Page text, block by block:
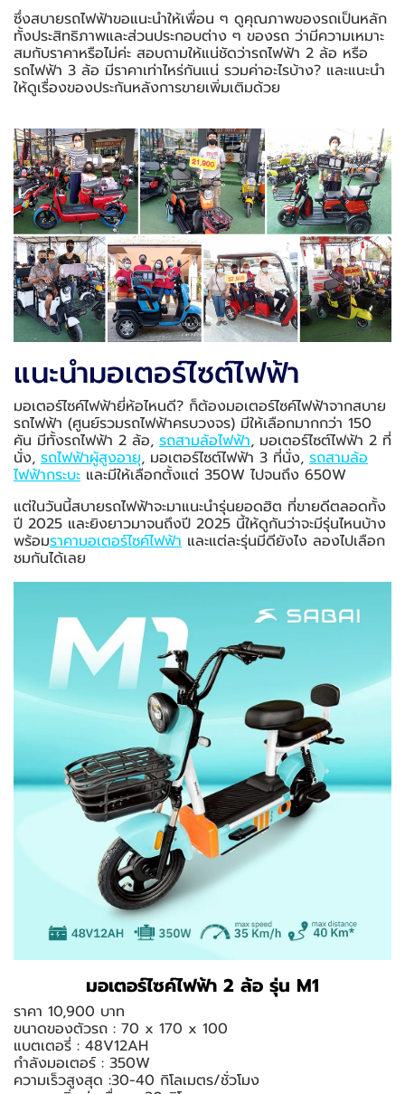
ซึ่งสบายรถไฟฟ้าขอแนะนำให้เพื่อน ๆ ดูคุณภาพของรถเป็นหลัก
ทั้งประสิทธิภาพและส่วนประกอบต่าง ๆ ของรถ ว่ามีความเหมาะ
สมกับราคาหรือไม่ค่ะ สอบถามให้แน่ชัดว่ารถไฟฟ้า 2 ล้อ หรือ
รถไฟฟ้า 3 ล้อ มีราคาเท่าไหร่กันแน่ รวมค่าอะไรบ้าง? และแนะนำ
ให้ดูเรื่องของประกันหลังการขายเพิ่มเติมด้วย
แนะนำมอเตอร์ไซต์ไฟฟ้า
มอเตอร์ไซค์ไฟฟ้ายี่ห้อไหนดี? ก็ต้องมอเตอร์ไซค์ไฟฟ้าจากสบาย
รถไฟฟ้า (ศูนย์รวมรถไฟฟ้าครบวงจร) มีให้เลือกมากกว่า 150
คัน มีทั้งรถไฟฟ้า 2 ล้อ, รถสามล้อไฟฟ้า, มอเตอร์ไซต์ไฟฟ้า 2 ที่
นั่ง, รถไฟฟ้าผู้สูงอายุ, มอเตอร์ไซต์ไฟฟ้า 3 ที่นั่ง, รถสามล้อ
ไฟฟ้ากระบะ และมีให้เลือกตั้งแต่ 350W ไปจนถึง 650W
แต่ในวันนี้สบายรถไฟฟ้าจะมาแนะนำรุ่นยอดฮิต ที่ขายดีตลอดทั้ง
ปี 2025 และยิงยาวมาจนถึงปี 2025 นี้ให้ดูกันว่าจะมีรุ่นไหนบ้าง
พร้อมราคามอเตอร์ไซค์ไฟฟ้า และแต่ละรุ่นมีดียังไง ลองไปเลือก
ชมกันได้เลย
มอเตอร์ไซค์ไฟฟ้า 2 ล้อ รุ่น M1
ราคา 10,900 บาท
ขนาดของตัวรถ : 70 x 170 x 100
แบตเตอรี่ : 48V12AH
กำลังมอเตอร์ : 350W
ความเร็วสูงสุด :30-40 กิโลเมตร/ชั่วโมง